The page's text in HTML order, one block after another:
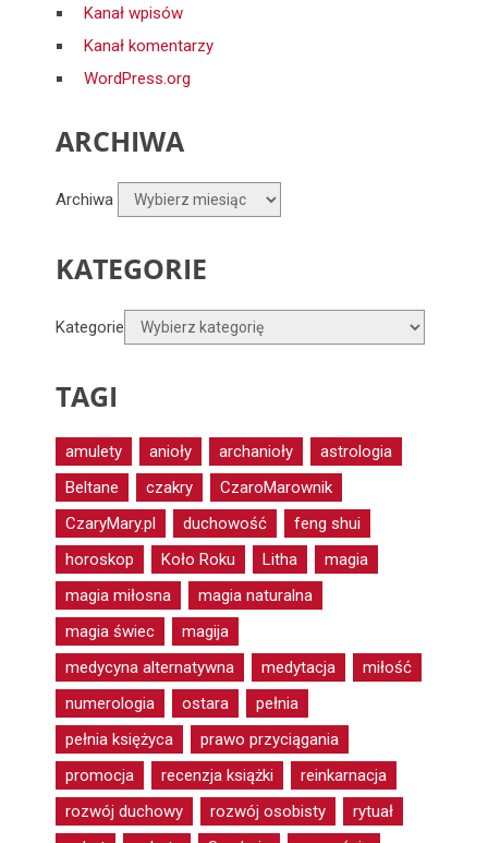
Kanał wpisów
Kanał komentarzy
WordPress.org
ARCHIWA
Archiwa
KATEGORIE
Kategorie
TAGI
amulety anioły archanioły
astrologia
Beltane
czakry
CzaroMarownik
CzaryMary.pl
duchowość
feng shui
horoskop
Koło Roku Litha
magia
magia miłosna
magia naturalna
magia świec
magija
medycyna alternatywna
medytacja
miłość
numerologia
ostara
pełnia
pełnia księżyca
prawo przyciągania
promocja
recenzja książki
reinkarnacja
rozwój duchowy
rozwój osobisty
rytuał